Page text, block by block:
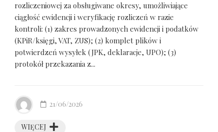
rozliczeniowej za obsługiwane okresy, umożliwiające
ciągłość ewidencji i weryfikację rozliczeń w razie
kontroli: (1) zakres prowadzonych ewidencji i podatków
(KPiR/księgi, VAT, ZUS); (2) komplet plików i
potwierdzeń wysyłek (JPK, deklaracje, UPO); (3)
protokół przekazania z...
WIĘCEJ
21/06/2026